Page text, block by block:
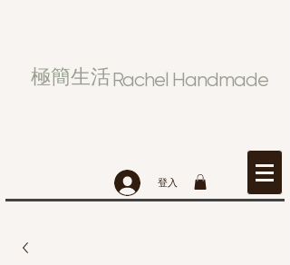
極簡生活Rachel Handmade
登入